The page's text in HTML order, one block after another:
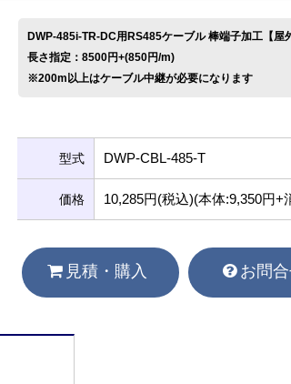
DWP-485i-TR-DC用RS485ケーブル 棒端子加工【屋
長さ指定：8500円+(850円/m)
※200m以上はケーブル中継が必要になります
型式 DWP-CBL-485-T
価格 10,285円(税込)(本体:9,350円+
見積・購入 お問